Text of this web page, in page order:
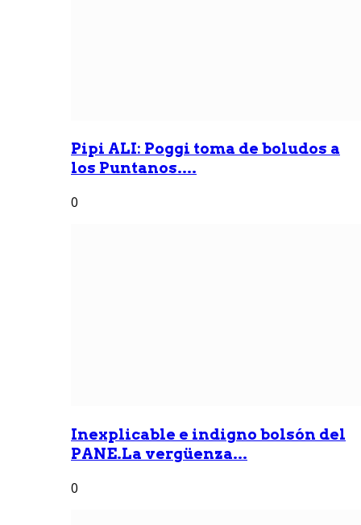
Pipi ALI: Poggi toma de boludos a
los Puntanos....
0
Inexplicable e indigno bolsón del
PANE.La vergüenza...
0